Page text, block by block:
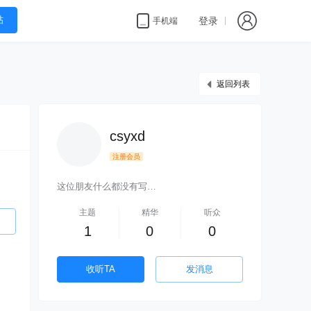
手机端 登录
返回列表
csyxd
注册会员
这位朋友什么都没有写…
主题
1
精华
0
听众
0
收听TA 发消息